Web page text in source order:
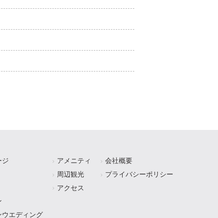
ジ
ウエディング
アメニティ
周辺観光
アクセス
会社概要
プライバシーポリシー